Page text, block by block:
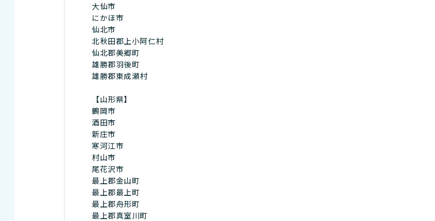
大仙市
にかほ市
仙北市
北秋田郡上小阿仁村
仙北郡美郷町
雄勝郡羽後町
雄勝郡東成瀬村
【山形県】
鶴岡市
酒田市
新庄市
寒河江市
村山市
尾花沢市
最上郡金山町
最上郡最上町
最上郡舟形町
最上郡真室川町